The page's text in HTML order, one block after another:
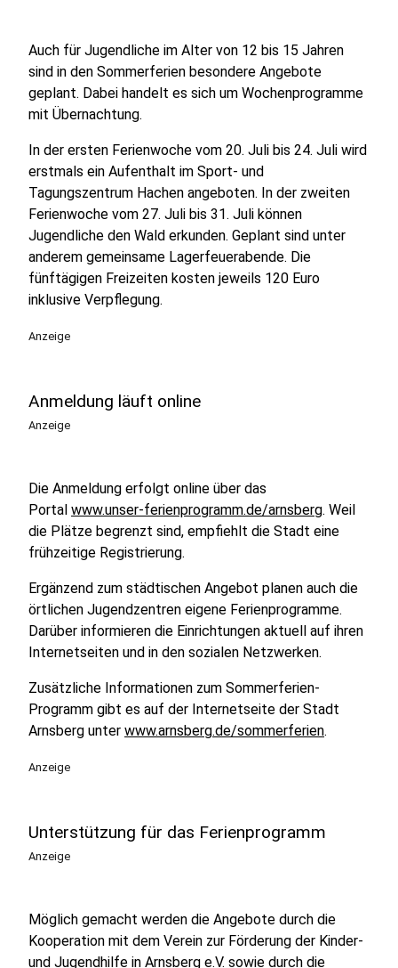
Auch für Jugendliche im Alter von 12 bis 15 Jahren
sind in den Sommerferien besondere Angebote
geplant. Dabei handelt es sich um Wochenprogramme
mit Übernachtung.
In der ersten Ferienwoche vom 20. Juli bis 24. Juli wird
erstmals ein Aufenthalt im Sport- und
Tagungszentrum Hachen angeboten. In der zweiten
Ferienwoche vom 27. Juli bis 31. Juli können
Jugendliche den Wald erkunden. Geplant sind unter
anderem gemeinsame Lagerfeuerabende. Die
fünftägigen Freizeiten kosten jeweils 120 Euro
inklusive Verpflegung.
Anzeige
Anmeldung läuft online
Anzeige
Die Anmeldung erfolgt online über das
Portal www.unser-ferienprogramm.de/arnsberg. Weil
die Plätze begrenzt sind, empfiehlt die Stadt eine
frühzeitige Registrierung.
Ergänzend zum städtischen Angebot planen auch die
örtlichen Jugendzentren eigene Ferienprogramme.
Darüber informieren die Einrichtungen aktuell auf ihren
Internetseiten und in den sozialen Netzwerken.
Zusätzliche Informationen zum Sommerferien-
Programm gibt es auf der Internetseite der Stadt
Arnsberg unter www.arnsberg.de/sommerferien.
Anzeige
Unterstützung für das Ferienprogramm
Anzeige
Möglich gemacht werden die Angebote durch die
Kooperation mit dem Verein zur Förderung der Kinder-
und Jugendhilfe in Arnsberg e.V. sowie durch die